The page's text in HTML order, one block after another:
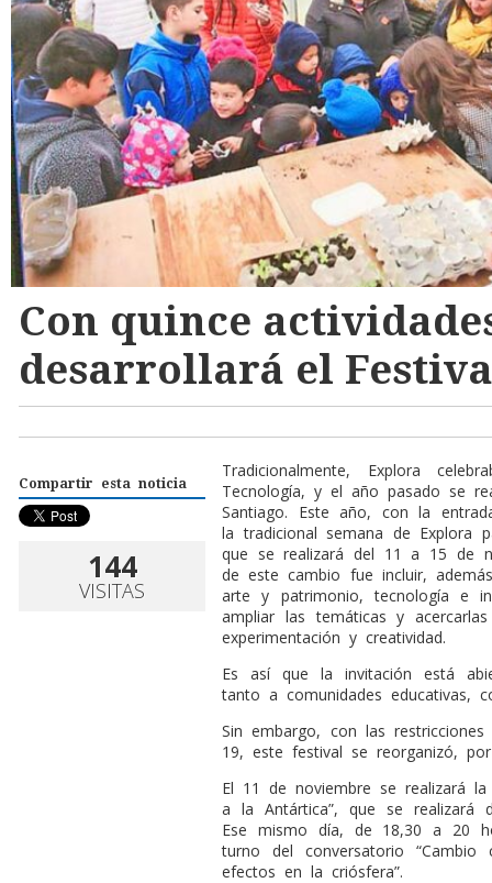
Con quince
desarrollará el
Compartir esta noticia
144
VISITAS
Tradicionalmente, Explora
Tecnología, y el año pasado se
Santiago. Este año, con la
la tradicional semana de Explora
que se realizará del 11 a 15 de
de este cambio fue incluir,
arte y patrimonio, tecnología e
ampliar las temáticas y
experimentación y creatividad.
Es así que la invitación está
tanto a comunidades educativas,
Sin embargo, con las
19, este festival se reorganizó,
El 11 de noviembre se realizará
a la Antártica”, que se
Ese mismo día, de 18,30 a 20
turno del conversatorio
efectos en la criósfera”.